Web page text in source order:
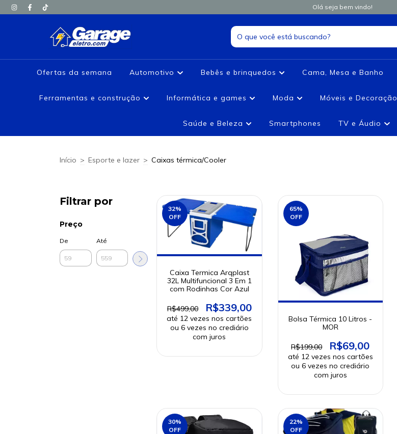
Olá seja bem vindo!
Ofertas da semana Automotivo Bebês e brinquedos Cama, Mesa e Banho
Ferramentas e construção Informática e games Moda Móveis e Decoração
Saúde e Beleza Smartphones TV e Áudio
Início > Esporte e lazer > Caixas térmica/Cooler
Filtrar por
Preço
De Até
32%
OFF
Caixa Termica Arqplast
32L Multifuncional 3 Em 1
com Rodinhas Cor Azul
R$499,00 R$339,00
65%
OFF
Bolsa Térmica 10 Litros -
MOR
R$199,00 R$69,00
30%
OFF
22%
OFF